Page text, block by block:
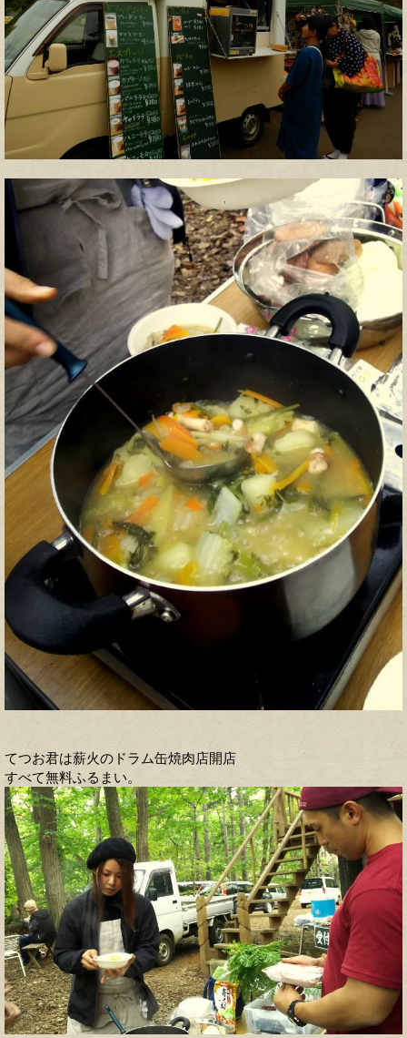
てつお君は薪火のドラム缶焼肉店開店
すべて無料ふるまい。